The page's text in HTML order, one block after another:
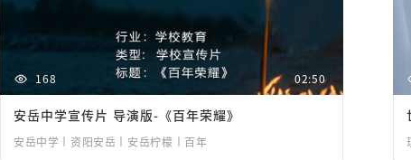
168 02:50
安岳中学宣传片 导演版-《百年荣耀》
安岳中学丨资阳安岳丨安岳柠檬丨百年